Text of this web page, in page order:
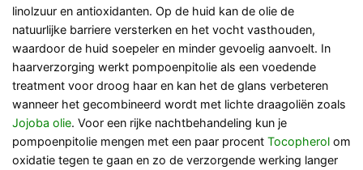
linolzuur en antioxidanten. Op de huid kan de olie de
natuurlijke barriere versterken en het vocht vasthouden,
waardoor de huid soepeler en minder gevoelig aanvoelt. In
haarverzorging werkt pompoenpitolie als een voedende
treatment voor droog haar en kan het de glans verbeteren
wanneer het gecombineerd wordt met lichte draagoliën zoals
Jojoba olie. Voor een rijke nachtbehandeling kun je
pompoenpitolie mengen met een paar procent Tocopherol om
oxidatie tegen te gaan en zo de verzorgende werking langer